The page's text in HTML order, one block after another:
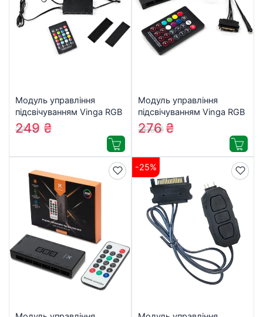
Модуль управління
підсвічуванням Vinga RGB
control-01
271₴
249 ₴
Модуль управління
підсвічуванням Vinga RGB
control-02
300₴
276₴
-25%